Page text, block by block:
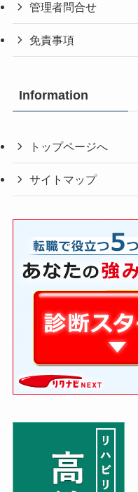
管理者問合せ
免責事項
Information
トップページへ
サイトマップ